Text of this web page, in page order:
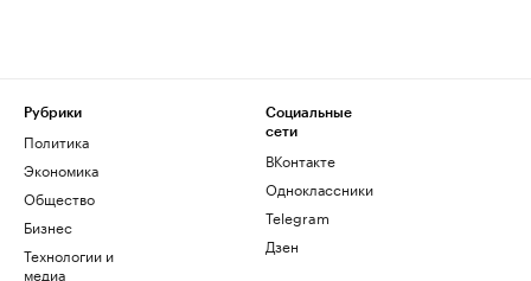
Рубрики
Политика
Экономика
Общество
Бизнес
Технологии и
медиа
Социальные
сети
ВКонтакте
Одноклассники
Telegram
Дзен